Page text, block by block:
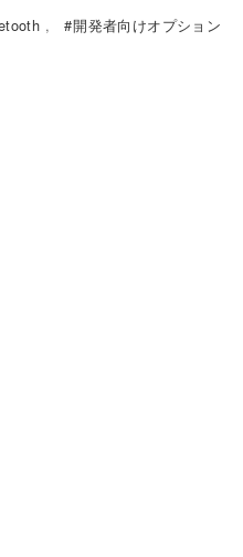
開発者向けオプション